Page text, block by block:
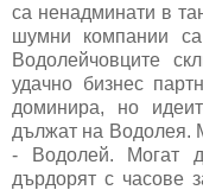
са ненадминати в
шумни компании
Водолейчовците
удачно бизнес
доминира, но
дължат на Водолея.
- Водолей. Могат
дърдорят с часове